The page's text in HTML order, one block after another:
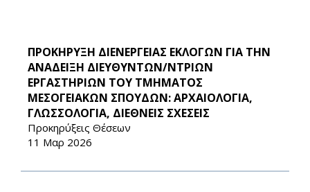
ΠΡΟΚΗΡΥΞΗ ΔΙΕΝΕΡΓΕΙΑΣ ΕΚΛΟΓΩΝ ΓΙΑ ΤΗΝ
ΑΝΑΔΕΙΞΗ ΔΙΕΥΘΥΝΤΩΝ/ΝΤΡΙΩΝ
ΕΡΓΑΣΤΗΡΙΩΝ ΤΟΥ ΤΜΗΜΑΤΟΣ
ΜΕΣΟΓΕΙΑΚΩΝ ΣΠΟΥΔΩΝ: ΑΡΧΑΙΟΛΟΓΙΑ,
ΓΛΩΣΣΟΛΟΓΙΑ, ΔΙΕΘΝΕΙΣ ΣΧΕΣΕΙΣ
Προκηρύξεις Θέσεων
11 Μαρ 2026